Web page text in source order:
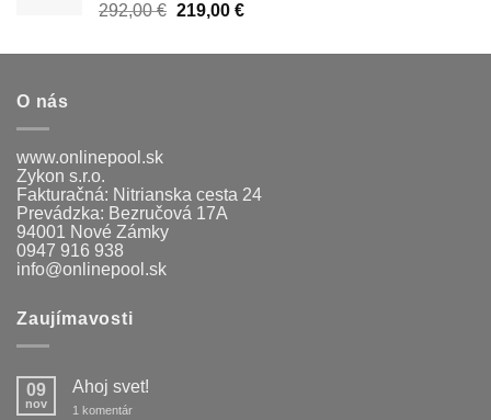
292,00€ Pôvodná
bola:
219,00 €Aktuálna
je:
O nás
www.onlinepool.sk
Zykon s.r.o.
Fakturačná: Nitrianska cesta 24
Prevádzka: Bezručová 17A
94001 Nové Zámky
0947 916 938
info@onlinepool.sk
Zaujímavosti
09
nov
Ahoj svet!
1 komentárna